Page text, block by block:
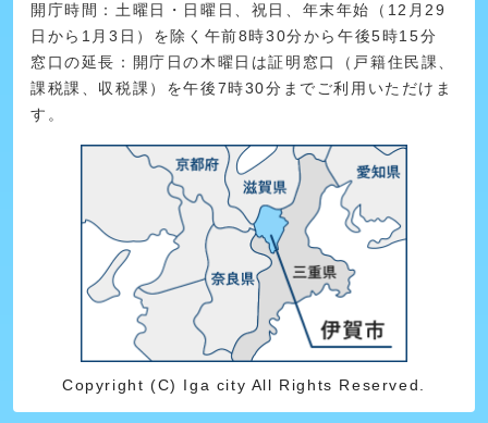
開庁時間：土曜日・日曜日、祝日、年末年始（12月29
日から1月3日）を除く午前8時30分から午後5時15分
窓口の延長：開庁日の木曜日は証明窓口（戸籍住民課、
課税課、収税課）を午後7時30分までご利用いただけま
す。
Copyright (C) Iga city All Rights Reserved.